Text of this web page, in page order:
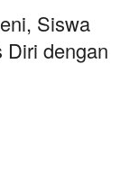
Siswa
Diri dengan